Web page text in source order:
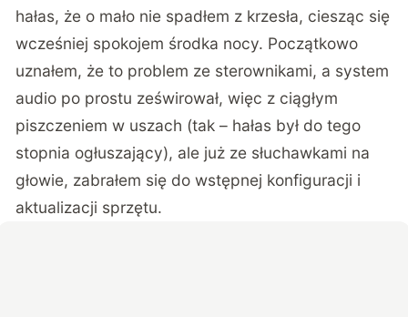
hałas, że o mało nie spadłem z krzesła, ciesząc się
wcześniej spokojem środka nocy. Początkowo
uznałem, że to problem ze sterownikami, a system
audio po prostu ześwirował, więc z ciągłym
piszczeniem w uszach (tak – hałas był do tego
stopnia ogłuszający), ale już ze słuchawkami na
głowie, zabrałem się do wstępnej konfiguracji i
aktualizacji sprzętu.